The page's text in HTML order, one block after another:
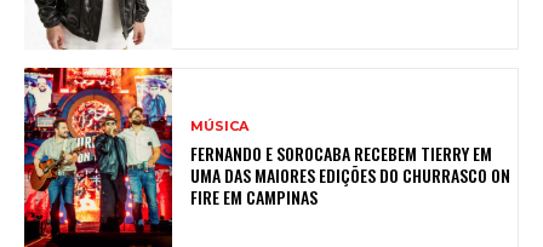
MÚSICA
FERNANDO E SOROCABA RECEBEM TIERRY EM
UMA DAS MAIORES EDIÇÕES DO CHURRASCO ON
FIRE EM CAMPINAS